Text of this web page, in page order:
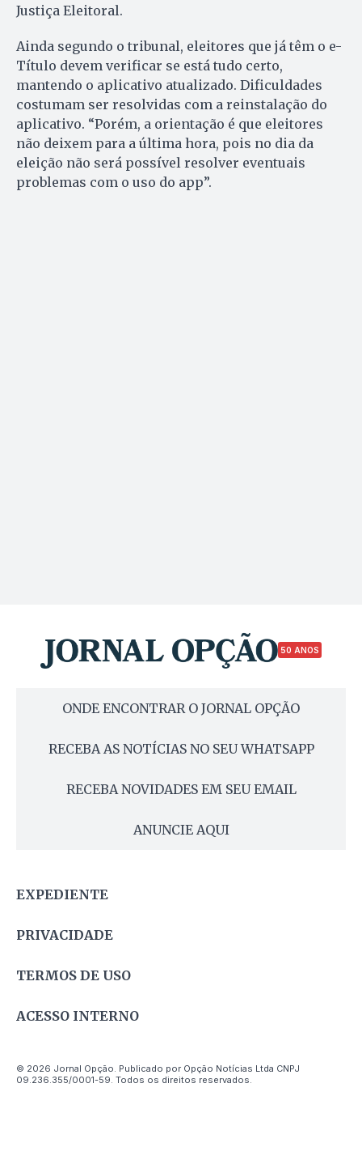
Justiça Eleitoral.
Ainda segundo o tribunal, eleitores que já têm o e-
Título devem verificar se está tudo certo,
mantendo o aplicativo atualizado. Dificuldades
costumam ser resolvidas com a reinstalação do
aplicativo. “Porém, a orientação é que eleitores
não deixem para a última hora, pois no dia da
eleição não será possível resolver eventuais
problemas com o uso do app”.
50 ANOS
ONDE ENCONTRAR O JORNAL OPÇÃO
RECEBA AS NOTÍCIAS NO SEU WHATSAPP
RECEBA NOVIDADES EM SEU EMAIL
ANUNCIE AQUI
EXPEDIENTE
PRIVACIDADE
TERMOS DE USO
ACESSO INTERNO
© 2026 Jornal Opção. Publicado por Opção Notícias Ltda CNPJ
09.236.355/0001-59. Todos os direitos reservados.